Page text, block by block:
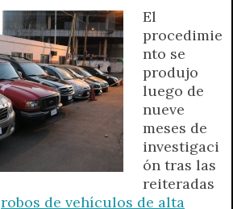
n
d
l
y
El
procedimie
nto se
produjo
luego de
nueve
meses de
investigaci
ón tras las
reiteradas
robos de vehículos de alta